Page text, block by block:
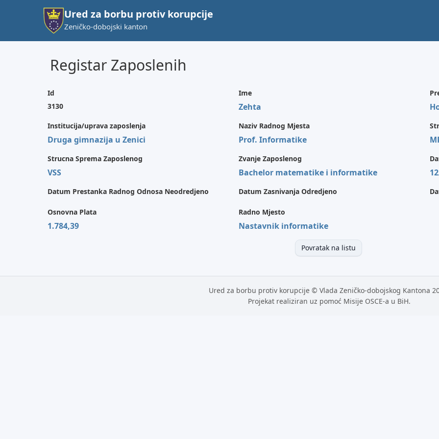
Ured za borbu protiv korupcije
Zeničko-dobojski kanton
Registar Zaposlenih
Id
3130
Ime
Zehta
Institucija/uprava zaposlenja
Druga gimnazija u Zenici
Naziv Radnog Mjesta
Prof. Informatike
Strucna Sprema Zaposlenog
VSS
Zvanje Zaposlenog
Bachelor matematike i informatike
Datum Prestanka Radnog Odnosa Neodredjeno Datum Zasnivanja Odredjeno
Osnovna Plata
1.784,39
Radno Mjesto
Nastavnik informatike
Povratak na listu
Ured za borbu protiv korupcije © Vlada Zeničko-dobojskog Kantona
Projekat realiziran uz pomoć Misije OSCE-a u BiH.